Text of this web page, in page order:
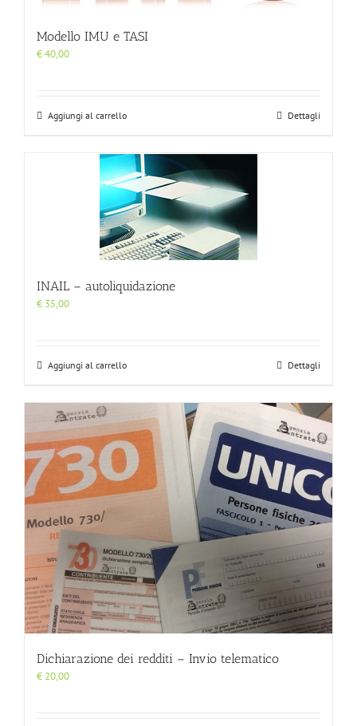
Modello IMU e TASI
€40,00
Aggiungi al carrello Dettagli
INAIL – autoliquidazione
€ 35,00
Aggiungi al carrello Dettagli
Dichiarazione dei redditi – Invio telematico
€ 20,00